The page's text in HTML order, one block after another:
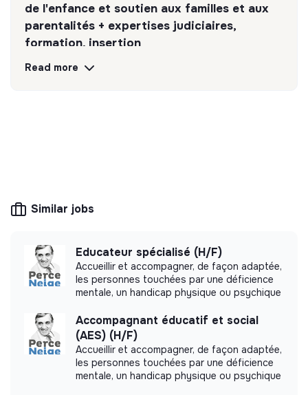
de l'enfance et soutien aux familles et aux
parentalités + expertises judiciaires,
formation, insertion
Discover
association, cooperative, foundation, mutual or
More information
Website
Nonprofit organization
Between 50 and 250
employees
Associations
Read more
Similar jobs
Educateur spécialisé (H/F)
Accueillir et accompagner, de façon adaptée,
les personnes touchées par une déficience
mentale, un handicap physique ou psychique
Accompagnant éducatif et social
(AES) (H/F)
Accueillir et accompagner, de façon adaptée,
les personnes touchées par une déficience
mentale, un handicap physique ou psychique